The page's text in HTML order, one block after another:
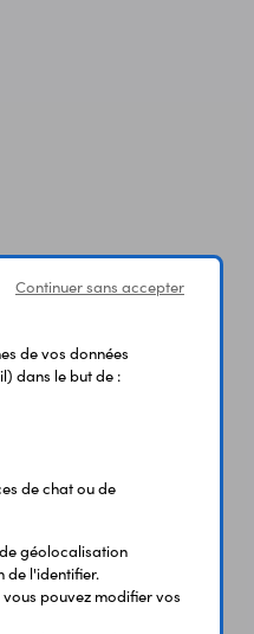
Continuer sans accepter
de vos données
dans le but de :
de chat ou de
géolocalisation
de l'identifier.
pouvez modifier vos